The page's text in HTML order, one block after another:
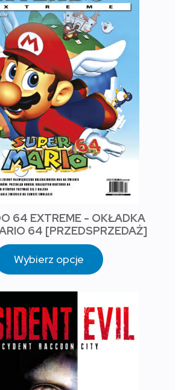
64 EXTREME - OKŁADKA
64 [PRZEDSPRZEDAŻ]
Wybierz opcje